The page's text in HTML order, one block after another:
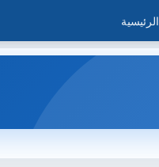
الرئيسية